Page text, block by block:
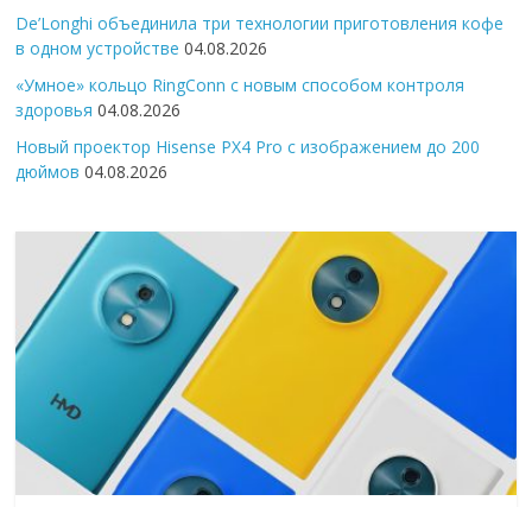
De’Longhi объединила три технологии приготовления кофе
в одном устройстве 04.08.2026
«Умное» кольцо RingConn с новым способом контроля
здоровья 04.08.2026
Новый проектор Hisense PX4 Pro с изображением до 200
дюймов 04.08.2026